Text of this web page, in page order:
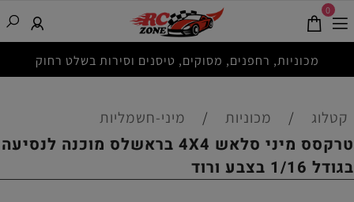
מכוניות, רחפנים, מסוקים, טיסנים וסירות בשלט רחוק
0
קטלוג / מכוניות / מיני-חשמליות
טרקסס מיני סלאש 4X4 בראשלס מוכנה לנסיעה
בגודל 1/16 בצבע ורוד